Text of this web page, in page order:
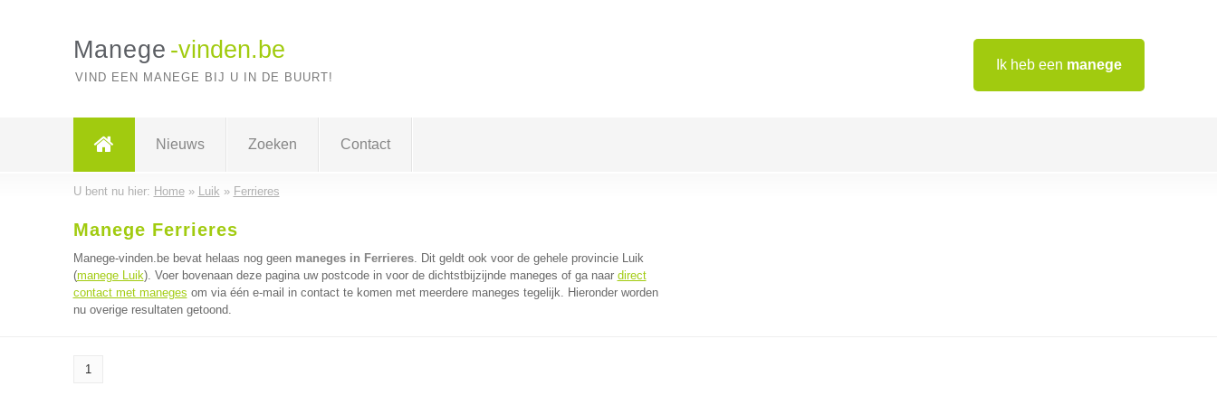
Ik heb een manege
Manege -vinden.be
VIND EEN MANEGE BIJ U IN DE BUURT!
Nieuws Zoeken Contact
U bent nu hier: Home» Luik » Ferrieres
Manege Ferrieres
Manege-vinden.be bevat helaas nog geen maneges in Ferrieres. Dit geldt ook voor de gehele provincie Luik
(manege Luik). Voer bovenaan deze pagina uw postcode in voor de dichtstbijzijnde maneges of ga naar direct
contact met maneges om via één e-mail in contact te komen met meerdere maneges tegelijk. Hieronder worden
nu overige resultaten getoond.
1